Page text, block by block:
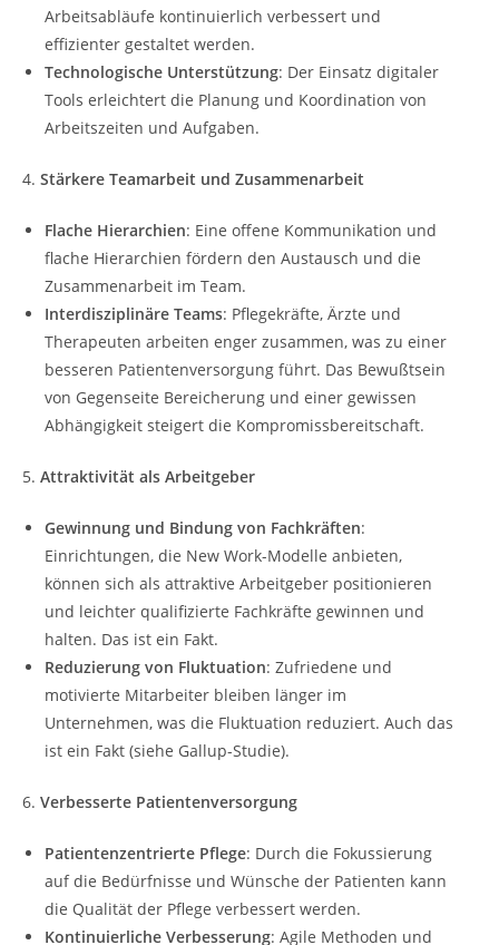
Arbeitsabläufe kontinuierlich verbessert und
effizienter gestaltet werden.
Technologische Unterstützung: Der Einsatz digitaler
Tools erleichtert die Planung und Koordination von
Arbeitszeiten und Aufgaben.
4. Stärkere Teamarbeit und Zusammenarbeit
Flache Hierarchien: Eine offene Kommunikation und
flache Hierarchien fördern den Austausch und die
Zusammenarbeit im Team.
Interdisziplinäre Teams: Pflegekräfte, Ärzte und
Therapeuten arbeiten enger zusammen, was zu einer
besseren Patientenversorgung führt. Das Bewußtsein
von Gegenseite Bereicherung und einer gewissen
Abhängigkeit steigert die Kompromissbereitschaft.
5. Attraktivität als Arbeitgeber
Gewinnung und Bindung von Fachkräften:
Einrichtungen, die New Work-Modelle anbieten,
können sich als attraktive Arbeitgeber positionieren
und leichter qualifizierte Fachkräfte gewinnen und
halten. Das ist ein Fakt.
Reduzierung von Fluktuation: Zufriedene und
motivierte Mitarbeiter bleiben länger im
Unternehmen, was die Fluktuation reduziert. Auch das
ist ein Fakt (siehe Gallup-Studie).
6. Verbesserte Patientenversorgung
Patientenzentrierte Pflege: Durch die Fokussierung
auf die Bedürfnisse und Wünsche der Patienten kann
die Qualität der Pflege verbessert werden.
Kontinuierliche Verbesserung: Agile Methoden und